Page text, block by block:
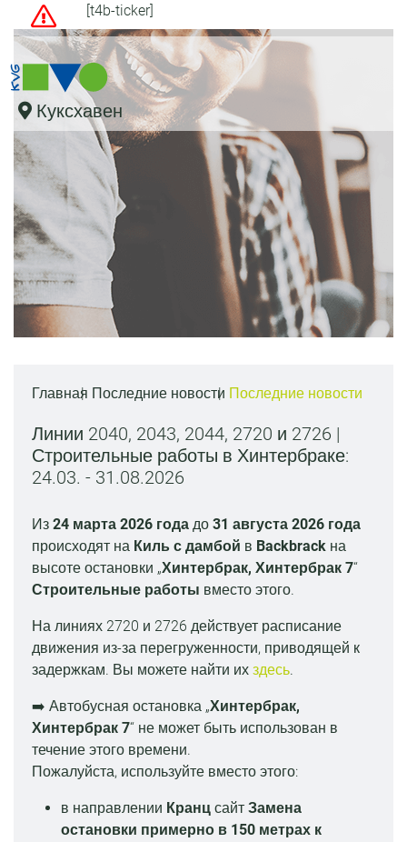
[t4b-ticker]
Куксхавен
Главная Последние новости Последние новости
Линии 2040, 2043, 2044, 2720 и 2726 |
Строительные работы в Хинтербраке:
24.03. - 31.08.2026
Из 24 марта 2026 года до 31 августа 2026 года
происходят на Киль с дамбой в Backbrack на
высоте остановки „Хинтербрак, Хинтербрак 7“
Строительные работы вместо этого.
На линиях 2720 и 2726 действует расписание
движения из-за перегруженности, приводящей к
задержкам. Вы можете найти их здесь.
➡️ Автобусная остановка „Хинтербрак,
Хинтербрак 7“ не может быть использован в
течение этого времени.
Пожалуйста, используйте вместо этого:
в направлении Кранц сайт Замена
остановки примерно в 150 метрах к